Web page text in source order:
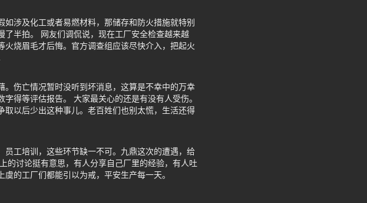
涉及化工或者易燃材料，那储存和防火措施就特别
半拍。 网友们调侃说，现在工厂安全检查越来越
烧眉毛才后悔。官方调查组应该尽快介入，把起火
伤亡情况暂时没听到坏消息，这算是不幸中的万幸
得等评估报告。 大家最关心的还是有没有人受伤。
以后少出这种事儿。老百姓们也别太慌，生活还得
工培训，这些环节缺一不可。九鼎这次的遭遇，给
的讨论挺有意思，有人分享自己厂里的经验，有人吐
的工厂们都能引以为戒，平安生产每一天。